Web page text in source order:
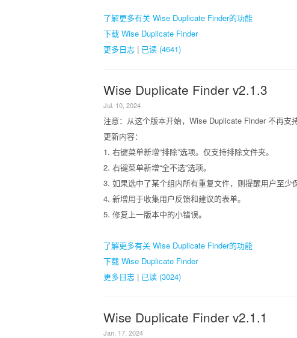
了解更多有关 Wise Duplicate Finder的功能
下载 Wise Duplicate Finder
更多日志 | 已读 (4641)
Wise Duplicate Finder v2.1.3
Jul. 10, 2024
注意：从这个版本开始，Wise Duplicate Finder 不再支
更新内容：
1. 右键菜单新增“排除”选项。仅支持排除文件夹。
2. 右键菜单新增“全不选”选项。
3. 如果选中了某个组内所有重复文件，则提醒用户至少
4. 新增用于收集用户反馈和建议的表单。
5. 修复上一版本中的小错误。
了解更多有关 Wise Duplicate Finder的功能
下载 Wise Duplicate Finder
更多日志 | 已读 (3024)
Wise Duplicate Finder v2.1.1
Jan. 17, 2024